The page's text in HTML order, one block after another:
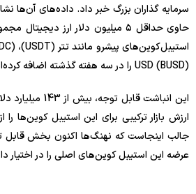
سرمایه گذاران بزرگ خبر داد. داده‌های
USD (BUSD) را در سه هفته گذشته اضافه کرده‌اند.
عرضه این استیبل کوین‌های اصلی را در اختیار